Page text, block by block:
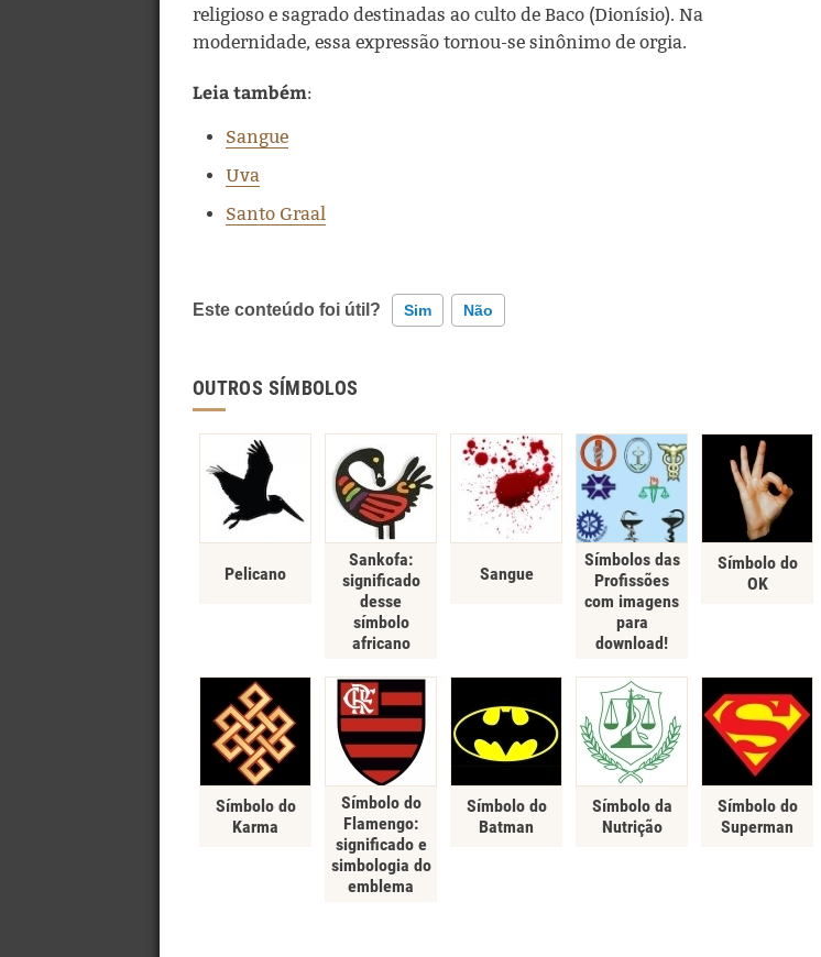
religioso e sagrado destinadas ao culto de Baco (Dionísio). Na
modernidade, essa expressão tornou-se sinônimo de orgia.
Leia também:
Sangue
Uva
Santo Graal
Este conteúdo foi útil? Sim Não
Este conteúdo contém informação incorreta
Outro
OUTROS SÍMBOLOS
Pelicano
Sankofa:
significado
desse
símbolo
africano
Sangue
Símbolos das
Profissões
com imagens
para
download!
Símbolo do
OK
Símbolo do
Karma
Símbolo do
Flamengo:
significado e
simbologia do
emblema
Símbolo do
Batman
Símbolo da
Nutrição
Símbolo do
Superman